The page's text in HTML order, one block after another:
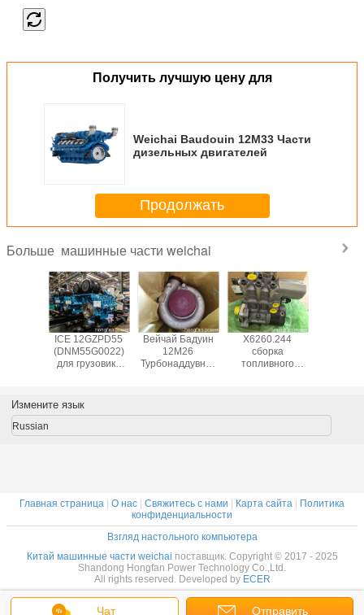
Получить лучшую цену для
Weichai Baudouin 12M33 Части
дизельных двигателей
Продолжать
Больше машинные части weichai
WP10
ICE 12GZPD55
(DNM55G0022)
для грузовика
Вейчай Бадуин
12М26
Турбонаддувник
X6260.244
сборка
топливного
запчасти для
Weichai Baudouin
Чат Отправить
Измените язык
Russian
Главная страница | О нас | Свяжитесь с нами | Карта сайта | Политика
конфиденциальности
Взгляд настольного компьютера
Китай машинные части weichai поставщик. Copyright © 2017 - 2025
Shandong Hongfan Power Technology Co.,Ltd.
All rights reserved. Developed by ECER